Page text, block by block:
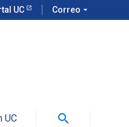
UC Correo arrow_drop_down
UC search